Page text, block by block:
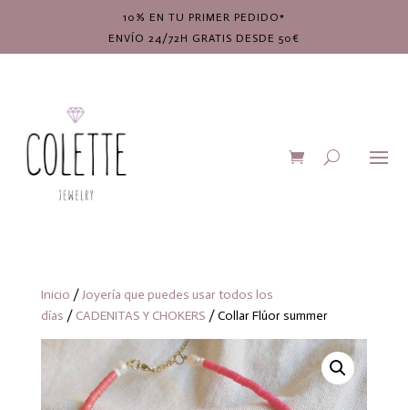
10% EN TU PRIMER PEDIDO*
ENVÍO 24/72H GRATIS DESDE 50€
Inicio /Joyería que puedes usar todos los
días / CADENITAS Y CHOKERS / Collar Flúor summer